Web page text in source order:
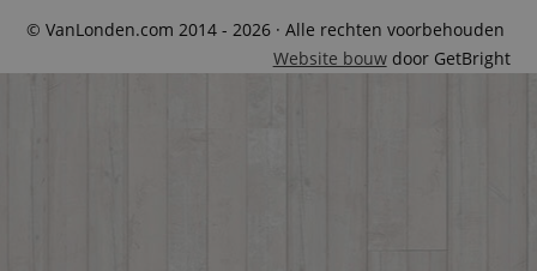
© VanLonden.com 2014 - 2026 · Alle rechten voorbehouden
Website bouwdoor GetBright